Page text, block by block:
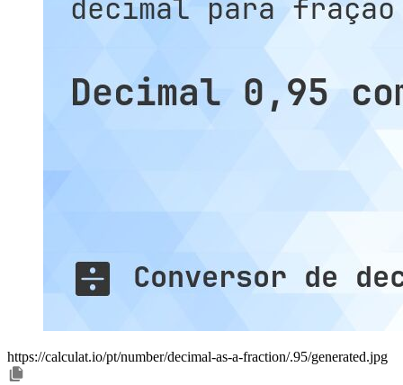
https://calculat.io/pt/number/decimal-as-a-fraction/.95/generated.jpg